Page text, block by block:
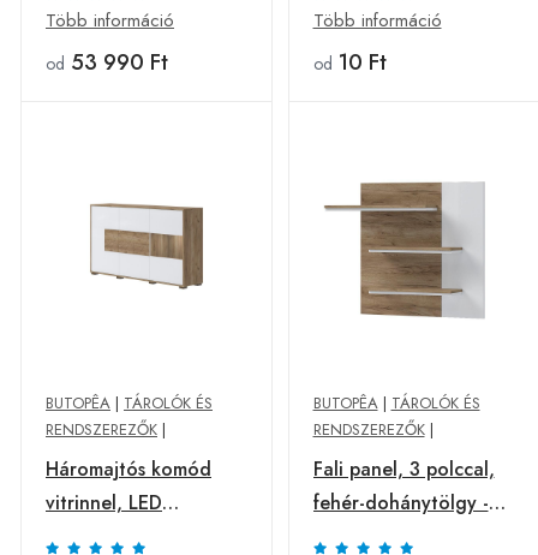
Több információ
od 53 990 Ft
dohánytölgy - PABLO
- Butopêa
Több információ
od 10 Ft
BUTOPÊA | TÁROLÓK ÉS
RENDSZEREZŐK |
Háromajtós komód
vitrinnel, LED
világítással, fehér-
BUTOPÊA| TÁROLÓK ÉS
RENDSZEREZŐK|
Fali panel, 3 polccal,
fehér-dohánytölgy -
PABLO - Butopêa